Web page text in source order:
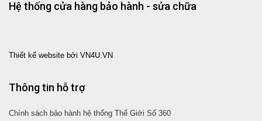
Hệ thống cửa hàng bảo hành - sửa chữa
Thiết kế website bởi VN4U.VN
Thông tin hỗ trợ
Chính sách bảo hành hệ thống Thế Giới Số 360